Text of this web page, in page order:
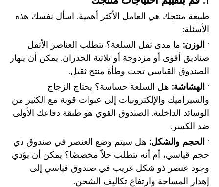
طبيعة منتجك هي العامل الأكثر أهمية. اسأل نفسك هذه
الأسئلة:
· الوزن: ما مدى ثقل السلعة؟ تتطلب العناصر الأثقل
صناديق أقوى أو مزدوجة أو ثلاثية الجدران. يمكن أن ينهار
الصندوق القياسي تحت وطأة منتج ثقيل.
· الهشاشة: هل السلعة حساسة؟ يحتاج الزجاج
والسيراميك والإلكترونيات إلى عبوات قوية مع الكثير من
الوسائد الداخلية. الصندوق القوي هو طبقة دفاعك الأولى
ضد الكسر.
· الحجم والشكل: هل سيتم وضع العنصر في صندوق ذي
حجم قياسي، أم أنه يتطلب حلاً مخصصًا؟ يمكن أن يؤدي
وجود عنصر ذو شكل غريب في صندوق قياسي إلى
إهدار المساحة وارتفاع تكاليف الشحن.